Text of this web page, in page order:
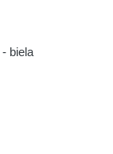
biela